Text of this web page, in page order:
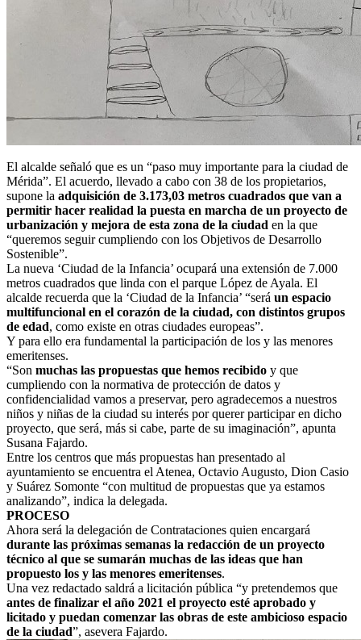
El alcalde señaló que es un “paso muy importante para la ciudad de
Mérida”. El acuerdo, llevado a cabo con 38 de los propietarios,
supone la adquisición de 3.173,03 metros cuadrados que van a
permitir hacer realidad la puesta en marcha de un proyecto de
urbanización y mejora de esta zona de la ciudad en la que
“queremos seguir cumpliendo con los Objetivos de Desarrollo
Sostenible”.
La nueva ‘Ciudad de la Infancia’ ocupará una extensión de 7.000
metros cuadrados que linda con el parque López de Ayala. El
alcalde recuerda que la ‘Ciudad de la Infancia’ “será un espacio
multifuncional en el corazón de la ciudad, con distintos grupos
de edad, como existe en otras ciudades europeas”.
Y para ello era fundamental la participación de los y las menores
emeritenses.
“Son muchas las propuestas que hemos recibido y que
cumpliendo con la normativa de protección de datos y
confidencialidad vamos a preservar, pero agradecemos a nuestros
niños y niñas de la ciudad su interés por querer participar en dicho
proyecto, que será, más si cabe, parte de su imaginación”, apunta
Susana Fajardo.
Entre los centros que más propuestas han presentado al
ayuntamiento se encuentra el Atenea, Octavio Augusto, Dion Casio
y Suárez Somonte “con multitud de propuestas que ya estamos
analizando”, indica la delegada.
PROCESO
Ahora será la delegación de Contrataciones quien encargará
durante las próximas semanas la redacción de un proyecto
técnico al que se sumarán muchas de las ideas que han
propuesto los y las menores emeritenses.
Una vez redactado saldrá a licitación pública “y pretendemos que
antes de finalizar el año 2021 el proyecto esté aprobado y
licitado y puedan comenzar las obras de este ambicioso espacio
de la ciudad”, asevera Fajardo.